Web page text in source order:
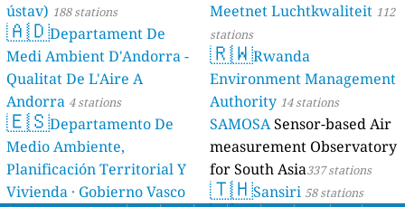
ústav) 188 stations
🇦🇩Departament De
Medi Ambient D'Andorra -
Qualitat De L'Aire A
Andorra 4 stations
🇪🇸Departamento De
Medio Ambiente,
Planificación Territorial Y
Vivienda · Gobierno Vasco
Meetnet Luchtkwaliteit 112
stations
🇷🇼Rwanda
Environment Management
Authority 14 stations
SAMOSASensor-based Air
measurement Observatory
for South Asia337 stations
🇹🇭Sansiri 58 stations